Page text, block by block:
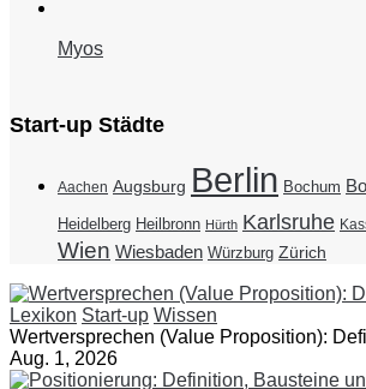
Myos
Start-up Städte
Aachen Augsburg Berlin Bochum
Heidelberg Heilbronn Hürth Karlsruhe
Wien Wiesbaden Würzburg Zürich
Lexikon Start-up Wissen
Wertversprechen (Value Proposition):
Aug. 1, 2026